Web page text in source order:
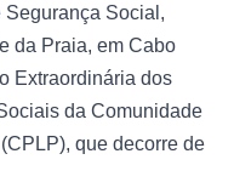
Social,
da Praia, em Cabo
Extraordinária dos
da Comunidade
que decorre de